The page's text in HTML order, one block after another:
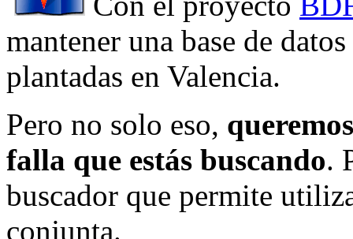
mantener una base de
plantadas en Valencia.
Pero no solo eso,
falla que estás buscando.
buscador que permite
conjunta.